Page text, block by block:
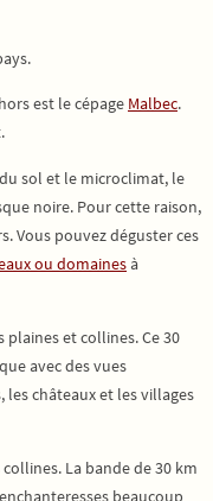
est le cépage Malbec.
sol et le microclimat, le
noire. Pour cette raison,
Vous pouvez déguster ces
ou domainesà
plaines et collines. Ce 30
avec des vues
les châteaux et les villages
La bande de 30 km
beaucoup